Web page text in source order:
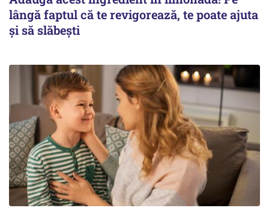
lângă faptul că te revigorează, te poate ajuta
și să slăbești